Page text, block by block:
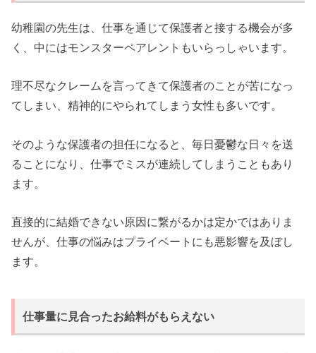
幼稚園の先生は、仕事を通じて保護者と接する機会が多
く、中にはモンスターペアレントもいらっしゃいます。
理不尽なクレームを言ってきて保護者のことが苦になっ
てしまい、精神的にやられてしまう女性も多いです。
そのような保護者の担任になると、毎日憂鬱な日々を送
ることになり、仕事でミスが連続してしまうこともあり
ます。
直接的に結婚できない原因に繋がるかは定かではありま
せんが、仕事の悩みはプライベートにも悪影響を及ぼし
ます。
仕事量に見合ったお給料がもらえない